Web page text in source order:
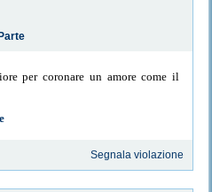
per coronare un amore come il
Segnala violazione